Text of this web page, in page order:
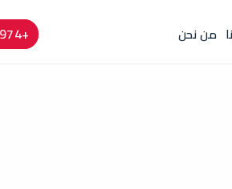
من نحن +974 4424 6666